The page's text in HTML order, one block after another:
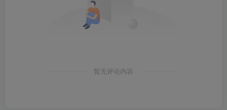
暂无评论内容